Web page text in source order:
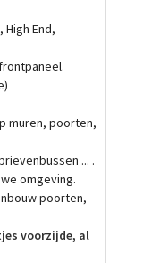
High End,
muren, poorten,
... .
omgeving.
poorten,
voorzijde, al